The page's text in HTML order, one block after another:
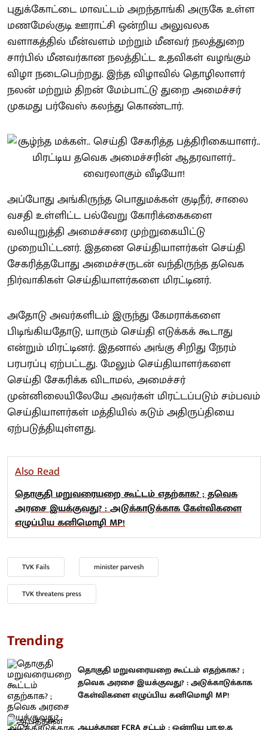
புதுக்கோட்டை மாவட்டம் அறந்தாங்கி அருகே உள்ள
மணமேல்குடி ஊராட்சி ஒன்றிய அலுவலக
வளாகத்தில் மீன்வளம் மற்றும் மீனவர் நலத்துறை
சார்பில் மீனவர்கான நலத்திட்ட உதவிகள் வழங்கும்
விழா நடைபெற்றது. இந்த விழாவில் தொழிலாளர்
நலன் மற்றும் திறன் மேம்பாட்டு துறை அமைச்சர்
முகமது பர்வேஸ் கலந்து கொண்டார்.
அப்போது அங்கிருந்த பொதுமக்கள் குடிநீர், சாலை
வசதி உள்ளிட்ட பல்வேறு கோரிக்கைகளை
வலியுறுத்தி அமைச்சரை முற்றுகையிட்டு
முறையிட்டனர். இதனை செய்தியாளர்கள் செய்தி
சேகரித்தபோது அமைச்சருடன் வந்திருந்த தவெக
நிர்வாகிகள் செய்தியாளர்களை மிரட்டினர்.
அதோடு அவர்களிடம் இருந்து கேமராக்களை
பிடிங்கியதோடு, யாரும் செய்தி எடுக்கக் கூடாது
என்றும் மிரட்டினர். இதனால் அங்கு சிறிது நேரம்
பரபரப்பு ஏற்பட்டது. மேலும் செய்தியாளர்களை
செய்தி சேகரிக்க விடாமல், அமைச்சர்
முன்னிலையிலேயே அவர்கள் மிரட்டப்படும் சம்பவம்
செய்தியாளர்கள் மத்தியில் கடும் அதிருப்தியை
ஏற்படுத்தியுள்ளது.
Also Read
தொகுதி மறுவரையறை கூட்டம் எதற்காக? ; தவெக
அரசை இயக்குவது? : அடுக்காடுக்காக கேள்விகளை
எழுப்பிய கனிமொழி MP!
TVK Fails minister parvesh
TVK threatens press
Trending
தொகுதி மறுவரையறை கூட்டம் எதற்காக? ;
தவெக அரசை இயக்குவது? : அடுக்காடுக்காக
கேள்விகளை எழுப்பிய கனிமொழி MP!
ஆபத்தான FCRA சட்டம் : ஒன்றிய பா.ஜ.க